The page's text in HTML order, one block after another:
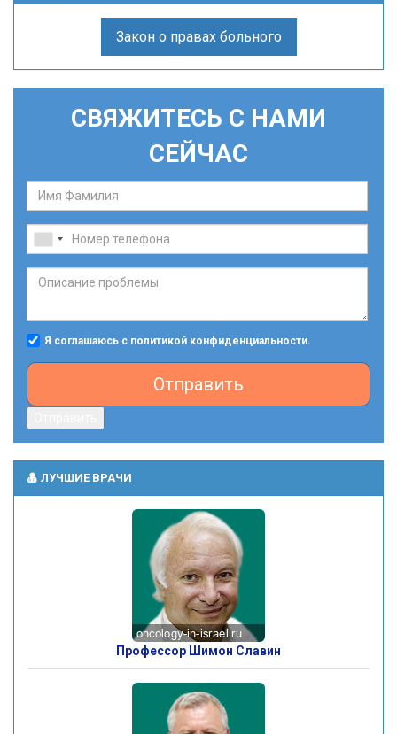
Закон о правах больного
СВЯЖИТЕСЬ С НАМИ
СЕЙЧАС
Я соглашаюсь с политикой конфиденциальности.
Отправить
ЛУЧШИЕ ВРАЧИ
Профессор Шимон Славин